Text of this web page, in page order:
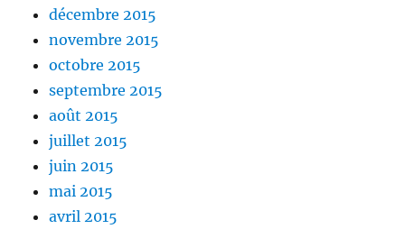
décembre 2015
novembre 2015
octobre 2015
septembre 2015
août 2015
juillet 2015
juin 2015
mai 2015
avril 2015